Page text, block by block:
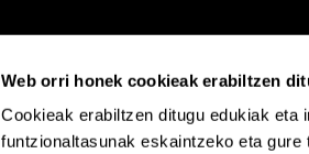
Web orri honek cookieak erabiltzen
Cookieak erabiltzen ditugu edukiak
funtzionaltasunak eskaintzeko eta
Egoitza